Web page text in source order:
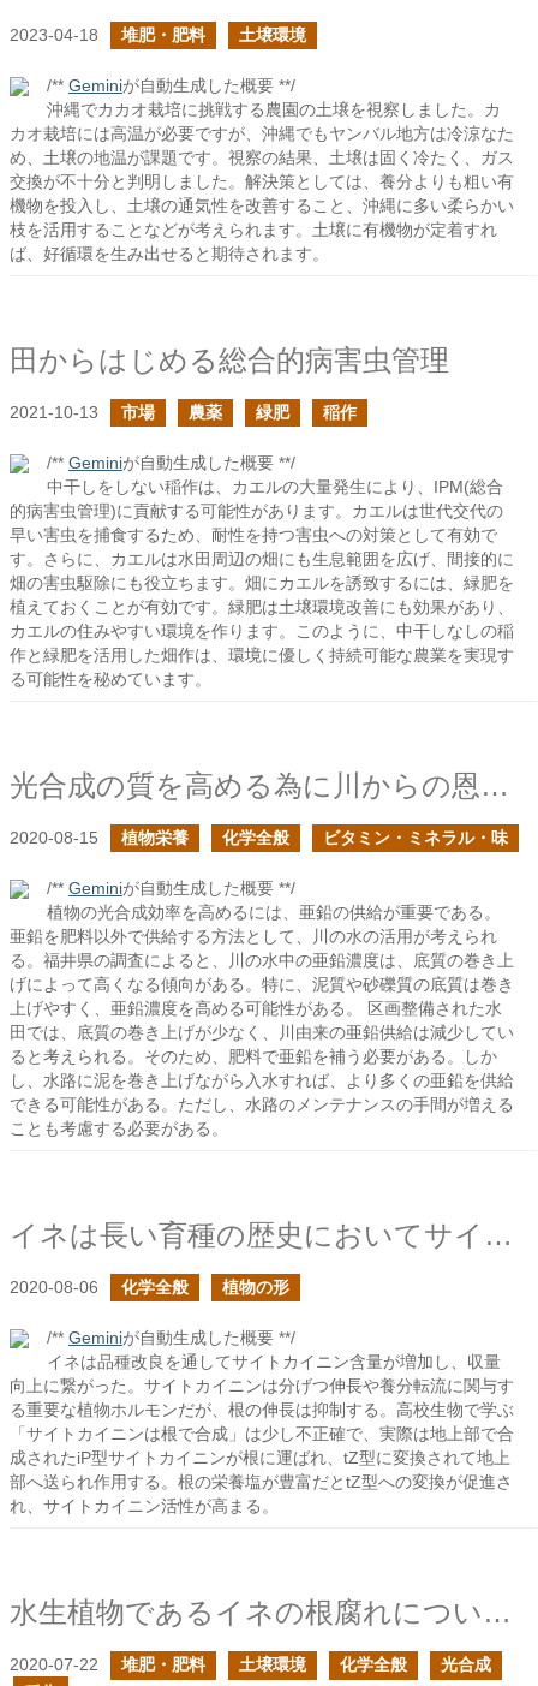
2023-04-18 堆肥・肥料 土壌環境
/** Geminiが自動生成した概要 **/
沖縄でカカオ栽培に挑戦する農園の土壌を視察しました。カ
カオ栽培には高温が必要ですが、沖縄でもヤンバル地方は冷涼なた
め、土壌の地温が課題です。視察の結果、土壌は固く冷たく、ガス
交換が不十分と判明しました。解決策としては、養分よりも粗い有
機物を投入し、土壌の通気性を改善すること、沖縄に多い柔らかい
枝を活用することなどが考えられます。土壌に有機物が定着すれ
ば、好循環を生み出せると期待されます。
田からはじめる総合的病害虫管理
2021-10-13 市場 農薬 緑肥 稲作
/** Geminiが自動生成した概要 **/
中干しをしない稲作は、カエルの大量発生により、IPM(総合
的病害虫管理)に貢献する可能性があります。カエルは世代交代の
早い害虫を捕食するため、耐性を持つ害虫への対策として有効で
す。さらに、カエルは水田周辺の畑にも生息範囲を広げ、間接的に
畑の害虫駆除にも役立ちます。畑にカエルを誘致するには、緑肥を
植えておくことが有効です。緑肥は土壌環境改善にも効果があり、
カエルの住みやすい環境を作ります。このように、中干しなしの稲
作と緑肥を活用した畑作は、環境に優しく持続可能な農業を実現す
る可能性を秘めています。
光合成の質を高める為に川からの恩恵を活用したい
2020-08-15 植物栄養 化学全般 ビタミン・ミネラル・味
/** Geminiが自動生成した概要 **/
植物の光合成効率を高めるには、亜鉛の供給が重要である。
亜鉛を肥料以外で供給する方法として、川の水の活用が考えられ
る。福井県の調査によると、川の水中の亜鉛濃度は、底質の巻き上
げによって高くなる傾向がある。特に、泥質や砂礫質の底質は巻き
上げやすく、亜鉛濃度を高める可能性がある。 区画整備された水
田では、底質の巻き上げが少なく、川由来の亜鉛供給は減少してい
ると考えられる。そのため、肥料で亜鉛を補う必要がある。しか
し、水路に泥を巻き上げながら入水すれば、より多くの亜鉛を供給
できる可能性がある。ただし、水路のメンテナンスの手間が増える
ことも考慮する必要がある。
イネは長い育種の歴史においてサイトカイニン含量が増えた
2020-08-06 化学全般 植物の形
/** Geminiが自動生成した概要 **/
イネは品種改良を通してサイトカイニン含量が増加し、収量
向上に繋がった。サイトカイニンは分げつ伸長や養分転流に関与す
る重要な植物ホルモンだが、根の伸長は抑制する。高校生物で学ぶ
「サイトカイニンは根で合成」は少し不正確で、実際は地上部で合
成されたiP型サイトカイニンが根に運ばれ、tZ型に変換されて地上
部へ送られ作用する。根の栄養塩が豊富だとtZ型への変換が促進さ
れ、サイトカイニン活性が高まる。
水生植物であるイネの根腐れについて考える
2020-07-22 堆肥・肥料 土壌環境 化学全般
光合成